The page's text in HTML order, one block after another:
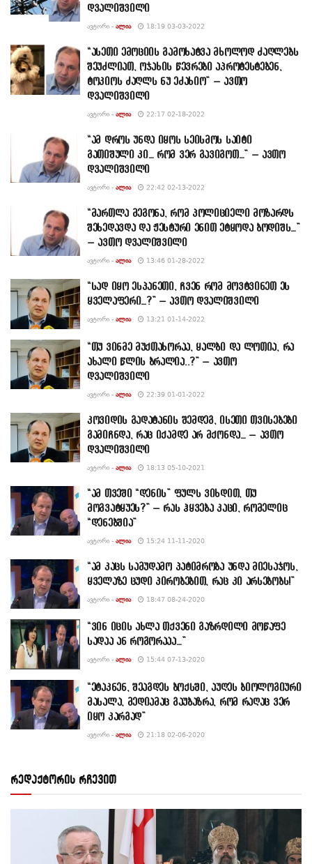
დვალიშვილი
ᲐᲕᲢᲝᲠᲘ - ᲐᲚᲘᲐ 18:19 03-03-2022
“ასეთი ემოციის გამოხატვა მხოლოდ ძაღლებს
შეუძლიათ, ოჯახის წევრები აპროტესტებენ,
ტოკიოს ძაღლს ნუ ეძახიო” – ავთო
დვალიშვილი
ᲐᲕᲢᲝᲠᲘ - ᲐᲚᲘᲐ 22:17 02-18-2022
“ამ დროს უნდა იყოს სეისმოს საიტი
გათიშული კი… რომ ვერ გავიგოთ…” – ავთო
დვალიშვილი
ᲐᲕᲢᲝᲠᲘ - ᲐᲚᲘᲐ 22:42 02-13-2022
“მართლა მეგონა, რომ პოლიციელი მოზარდს
შეხედავდა და ჟესტური ენით ეტყოდა ბოდიშს…”
– ავთო დვალიშვილი
ᲐᲕᲢᲝᲠᲘ - ᲐᲚᲘᲐ 13:46 01-28-2022
“სად იყო ესპანეთი, ჩვენ რომ მოვტვინეთ ეს
ყველაფერი…?” – ავთო დვალიშვილი
ᲐᲕᲢᲝᲠᲘ - ᲐᲚᲘᲐ 13:21 01-14-2022
“თუ ვინმე მუქთახორაა, ყალბი და ლოთია, რა
ახალი წლის ბრალია..?” – ავთო
დვალიშვილი
ᲐᲕᲢᲝᲠᲘ - ᲐᲚᲘᲐ 22:39 01-01-2022
კოვიდის გადატანის შემდეგ, ისეთი თვისებები
გამიჩნდა, რაც იქამდე არ მქონდა… – ავთო
დვალიშვილი
ᲐᲕᲢᲝᲠᲘ - ᲐᲚᲘᲐ 18:13 05-10-2021
“ამ თვეში “დენის” ფულს ვიხდით, თუ
მოგვატყუეს?” – რას ჰყვება კაცი, რომელიც
“დენებშია”
ᲐᲕᲢᲝᲠᲘ - ᲐᲚᲘᲐ 15:24 11-11-2020
“ამ კაცს სამუდამო პატიმრობა უნდა მიესაჯოს,
ყველაზე ცუდი პირობებით, რაც კი არსებობს!”
ᲐᲕᲢᲝᲠᲘ - ᲐᲚᲘᲐ 18:47 08-24-2020
“ვინ იცის ახლა თქვენი გაზრდილი მოწაფე
სადაა ან როგორააა…”
ᲐᲕᲢᲝᲠᲘ - ᲐᲚᲘᲐ 15:44 07-13-2020
“ეტაკნენ, შეაგდეს ბოქსში, აუღეს ბიოლოგიური
მასალა, მედიამაც გაუბაზრა, რომ რაღაც ვერ
იყო კარგად”
ᲐᲕᲢᲝᲠᲘ - ᲐᲚᲘᲐ 21:18 02-06-2020
რედაქტორის რჩევით